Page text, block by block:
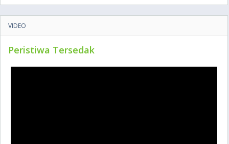
VIDEO
Peristiwa Tersedak